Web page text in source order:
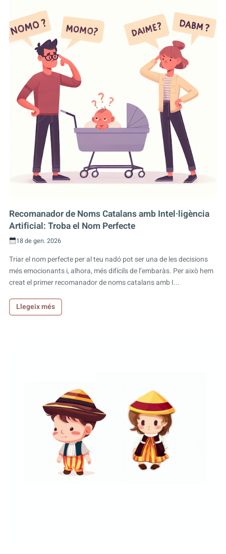
Recomanador de Noms Catalans amb Intel·ligència
Artificial: Troba el Nom Perfecte
18 de gen. 2026
Triar el nom perfecte per al teu nadó pot ser una de les decisions
més emocionants i, alhora, més difícils de l’embaràs. Per això hem
creat el primer recomanador de noms catalans amb I...
Llegeix més